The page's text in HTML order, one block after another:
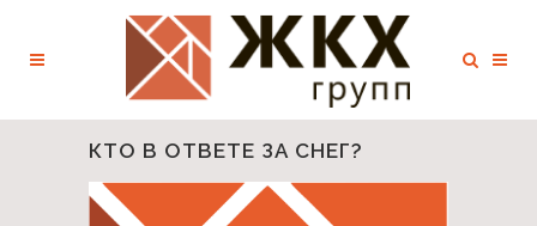
КТО В ОТВЕТЕ ЗА СНЕГ?